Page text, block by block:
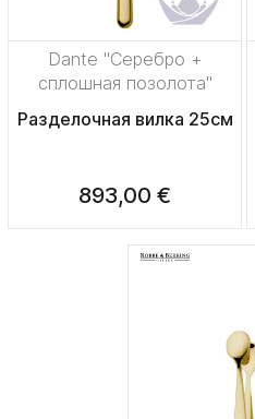
Dante "Серебро +
сплошная позолота"
Разделочная вилка 25см
893,00 €